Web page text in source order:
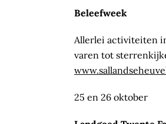
Beleefweek
Allerlei activiteiten
varen tot
25 en 26 oktober